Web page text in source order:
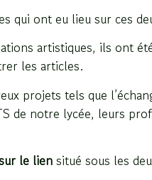
qui ont eu lieu sur ces
artistiques, ils ont
les articles.
projets tels que
de notre lycée, leurs
le liensitué sous les